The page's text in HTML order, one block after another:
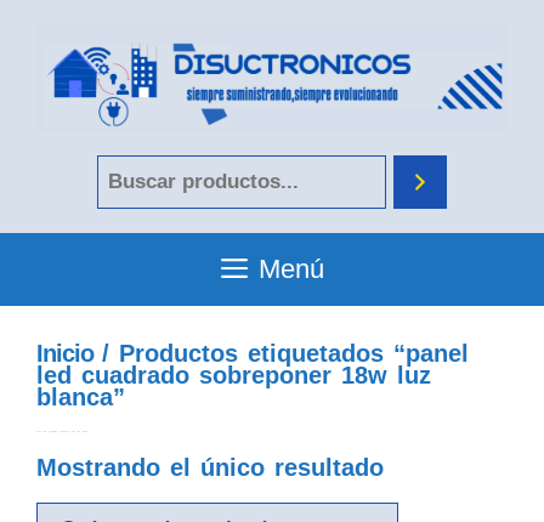
Menú
Inicio/ Productos etiquetados “panel
led cuadrado sobreponer 18w luz
blanca”
Mostrando el único resultado